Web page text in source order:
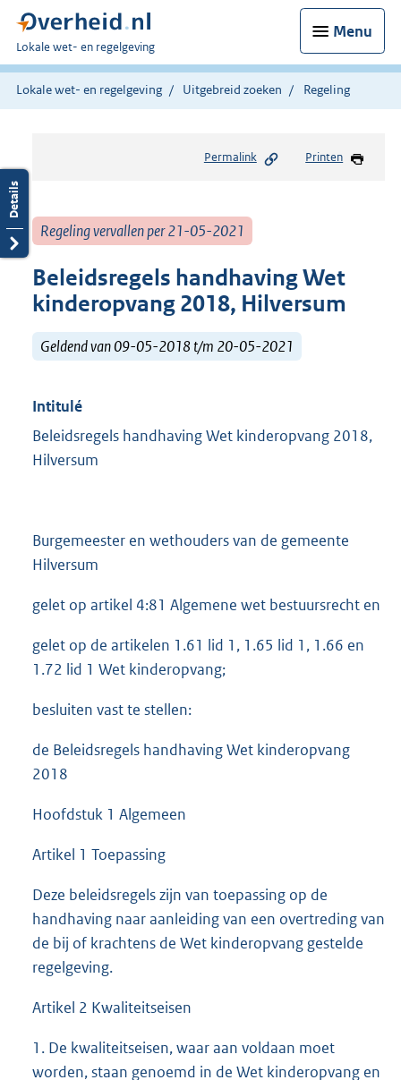
Menu
U
bent
hier:
Lokale wet- en regelgeving
Lokale wet- en regelgeving Uitgebreid zoeken Regeling
Permalink Printen
Regeling vervallen per 21-05-2021
Beleidsregels handhaving Wet
kinderopvang 2018, Hilversum
Geldend van 09-05-2018 t/m 20-05-2021
Intitulé
Beleidsregels handhaving Wet kinderopvang 2018,
Hilversum
Burgemeester en wethouders van de gemeente
Hilversum
gelet op artikel 4:81 Algemene wet bestuursrecht en
gelet op de artikelen 1.61 lid 1, 1.65 lid 1, 1.66 en
1.72 lid 1 Wet kinderopvang;
besluiten vast te stellen:
de Beleidsregels handhaving Wet kinderopvang
2018
Hoofdstuk 1 Algemeen
Artikel 1 Toepassing
Deze beleidsregels zijn van toepassing op de
handhaving naar aanleiding van een overtreding van
de bij of krachtens de Wet kinderopvang gestelde
regelgeving.
Artikel 2 Kwaliteitseisen
1. De kwaliteitseisen, waar aan voldaan moet
worden, staan genoemd in de Wet kinderopvang en